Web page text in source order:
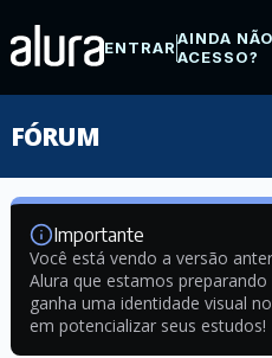
ENTRARAINDA
ACESSO?
FÓRUM
Importante
Você está vendo a versão
Alura que estamos
ganha uma identidade visual
em potencializar seus estudos!